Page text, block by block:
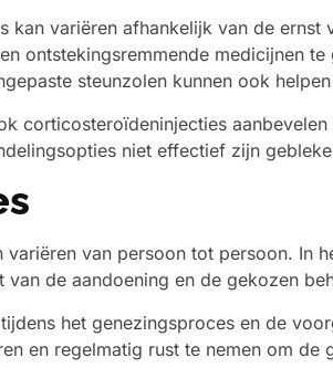
kan variëren afhankelijk van de
ontstekingsremmende medicijnen
steunzolen kunnen ook
corticosteroïdeninjecties
niet effectief zijn
variëren van persoon tot persoon. In
de aandoening en de gekozen
het genezingsproces en de
en regelmatig rust te nemen om de